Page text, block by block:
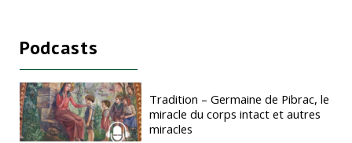
Podcasts
Tradition – Germaine de Pibrac, le
miracle du corps intact et autres
miracles